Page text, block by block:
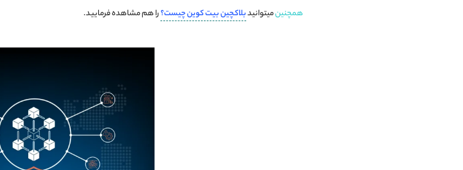
همچنینمیتوانیدبلاکچین بیت کوین چیست؟را هم مشاهده فرمایید.